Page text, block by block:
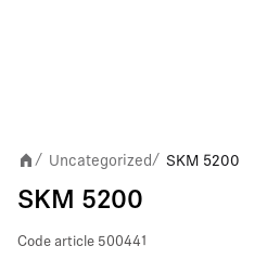
/ Uncategorized / SKM 5200
SKM 5200
Code article 500441